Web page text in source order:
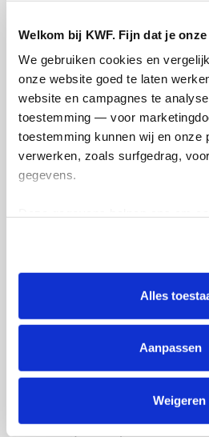
Welkom bij KWF. Fijn dat je
We gebruiken cookies en
onze website goed te laten
website en campagnes te
toestemming — voor
toestemming kunnen wij en onze
verwerken, zoals surfgedrag,
gegevens.
tonen. Je kunt je toestemming op
intrekken via Cookie instellingen
lijst met cookies is te vinden in het
Alles
Aanpassen
Weigeren
Opgehaald
€0
Doneer Word lid van
Updates
oliebollen bakken
Ik ga in december
verkopen . Naast pa
haar gaat. Voor haar en
kanker hebben of gehad
deze aktie. Volgend jaar
en ander verkopen voor